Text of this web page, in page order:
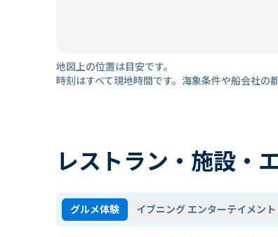
地図上の位置は目安です。
時刻はすべて現地時間です。海象条件や船会社の
レストラン・施設・
グルメ体験 イブニング エンターテイメント